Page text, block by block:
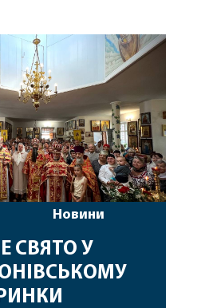
Новини
СВЯТО У